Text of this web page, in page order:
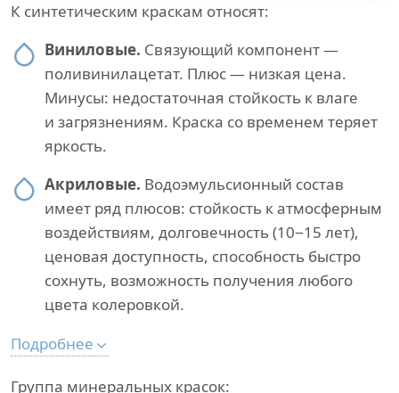
К синтетическим краскам относят:
Виниловые. Связующий компонент —
поливинилацетат. Плюс — низкая цена.
Минусы: недостаточная стойкость к влаге
и загрязнениям. Краска со временем теряет
яркость.
Акриловые. Водоэмульсионный состав
имеет ряд плюсов: стойкость к атмосферным
воздействиям, долговечность (10−15 лет),
ценовая доступность, способность быстро
сохнуть, возможность получения любого
цвета колеровкой.
Подробнее
Группа минеральных красок: